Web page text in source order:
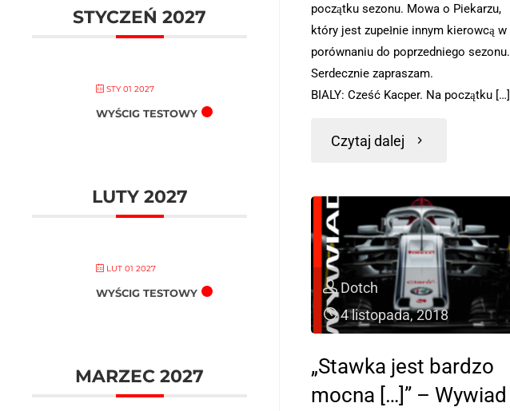
początku sezonu. Mowa o Piekarzu,
który jest zupełnie innym kierowcą w
porównaniu do poprzedniego sezonu.
Serdecznie zapraszam.
BIALY: Cześć Kacper. Na początku […]
Czytaj dalej
Dotch
4 listopada, 2018
„Stawka jest bardzo
mocna […]” – Wywiad
STYCZEŃ 2027
STY 01 2027
WYŚCIG TESTOWY
LUTY 2027
LUT 01 2027
WYŚCIG TESTOWY
MARZEC 2027